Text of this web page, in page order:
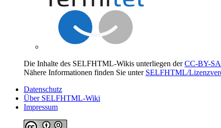
Die Inhalte des SELFHTML-Wikis unterliegen derCC-BY-
Nähere Informationen finden Sie unter SELFHTML/
Datenschutz
Über SELFHTML-Wiki
Impressum